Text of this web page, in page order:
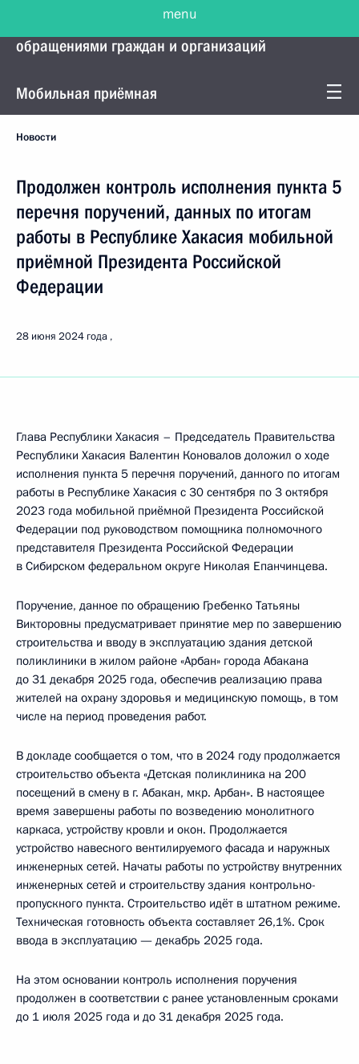
Управление Президента по работе с
обращениями граждан и организаций
Мобильная приёмная
Новости
Продолжен контроль исполнения пункта 5
перечня поручений, данных по итогам
работы в Республике Хакасия мобильной
приёмной Президента Российской
Федерации
28 июня 2024 года
Глава Республики Хакасия – Председатель Правительства
Республики Хакасия Валентин Коновалов доложил о ходе
исполнения пункта 5 перечня поручений, данного по итогам
работы в Республике Хакасия с 30 сентября по 3 октября
2023 года мобильной приёмной Президента Российской
Федерации под руководством помощника полномочного
представителя Президента Российской Федерации
в Сибирском федеральном округе Николая Епанчинцева.
Поручение, данное по обращению Гребенко Татьяны
Викторовны предусматривает принятие мер по завершению
строительства и вводу в эксплуатацию здания детской
поликлиники в жилом районе «Арбан» города Абакана
до 31 декабря 2025 года, обеспечив реализацию права
жителей на охрану здоровья и медицинскую помощь, в том
числе на период проведения работ.
В докладе сообщается о том, что в 2024 году продолжается
строительство объекта «Детская поликлиника на 200
посещений в смену в г. Абакан, мкр. Арбан». В настоящее
время завершены работы по возведению монолитного
каркаса, устройству кровли и окон. Продолжается
устройство навесного вентилируемого фасада и наружных
инженерных сетей. Начаты работы по устройству внутренних
инженерных сетей и строительству здания контрольно-
пропускного пункта. Строительство идёт в штатном режиме.
Техническая готовность объекта составляет 26,1%. Срок
ввода в эксплуатацию — декабрь 2025 года.
На этом основании контроль исполнения поручения
продолжен в соответствии с ранее установленным сроками
до 1 июля 2025 года и до 31 декабря 2025 года.